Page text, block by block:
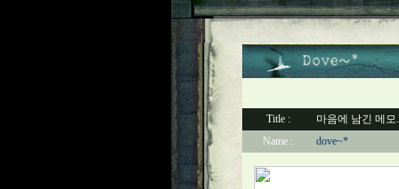
Title :
마음에 남긴 메모
Name :
dove~*